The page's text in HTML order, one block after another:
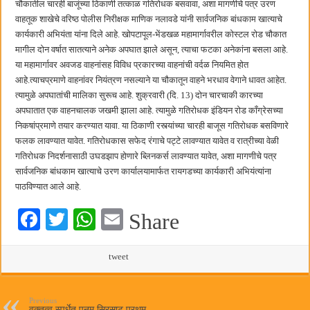
कॉमनवेल्थ टेबल टेनिस स्पर्धेत सीकेटीच्या स्वस्तिका घोषची सुवर्णझेप
चौकातील चारही बाजूंच्या ठिकाणी तत्काळ गतिरोधक बसवावा, अशा मागणीचे पत्र उरण
वाहतूक शाखेचे वरिष्ठ पोलीस निरीक्षक माणिक नलावडे यांनी सार्वजनिक बांधकाम खात्याचे
कार्यकारी अभियंता यांना दिले आहे. खोपटापूल-भेंडखळ महामार्गावरील कोस्टल रोड चौकात
मागील दोन वर्षात सातत्याने अनेक अपघात झाले असून, त्याचा फटका अनेकांना बसला आहे.
या महामार्गावर अवजड वाहनांसह विविध प्रकारच्या वाहनांची वर्दळ नियमित होत
आहे.त्याचप्रमाणे वाहनांवर नियंत्रण नसल्याने या चौकातून वाहने भरधाव वेगाने धावत आहेत.
त्यामुळे अपघातांची मालिका सुरूच आहे. शुक्रवारी (दि. 13) दोन चारचाकी कारच्या
अपघातात एक वाहनचालक जखमी झाला आहे. त्यामुळे गतिरोधक इंडियन रोड काँग्रेसच्या
निकषांप्रमाणे तयार करण्यात यावा. या ठिकाणी रस्त्यांच्या चारही बाजूस गतिरोधक बसविणारे
फलक लावण्यात यावेत. गतिरोधकास सफेद रंगाचे पट्टे लावण्यात यावेत व रात्रीच्या वेळी
गतिरोधक निदर्शनासाठी उघडझाप होणारे ब्लिनकर्स लावण्यात यावेत, अशा मागणीचे पत्र
सार्वजनिक बांधकाम खात्याचे उरण कार्यालयामार्फत रायगडच्या कार्यकारी अभियंत्यांना
पाठविण्यात आले आहे.
Fa T
W
ts
E
ail
Share
tweet
Previous